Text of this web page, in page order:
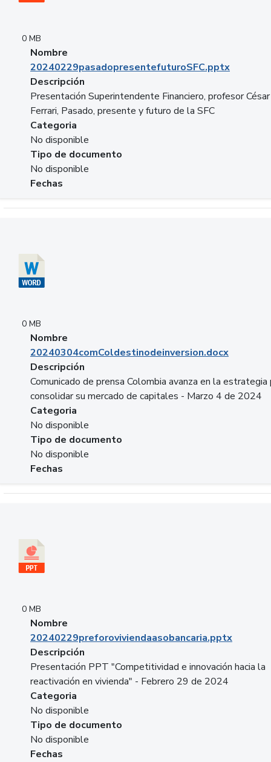
0 MB
Nombre
20240229pasadopresentefuturoSFC.pptx
Descripción
Presentación Superintendente Financiero, profesor César
Ferrari, Pasado, presente y futuro de la SFC
Categoria
No disponible
Tipo de documento
No disponible
Fechas
0 MB
Nombre
20240304comColdestinodeinversion.docx
Descripción
Comunicado de prensa Colombia avanza en la estrategia
consolidar su mercado de capitales - Marzo 4 de 2024
Categoria
No disponible
Tipo de documento
No disponible
Fechas
0 MB
Nombre
20240229preforoviviendaasobancaria.pptx
Descripción
Presentación PPT "Competitividad e innovación hacia la
reactivación en vivienda" - Febrero 29 de 2024
Categoria
No disponible
Tipo de documento
No disponible
Fechas